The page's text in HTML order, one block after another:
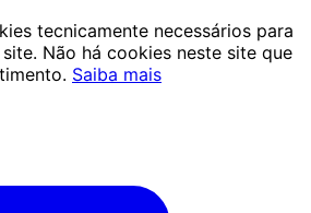
tecnicamente necessários para
Não há cookies neste site que
Saiba mais